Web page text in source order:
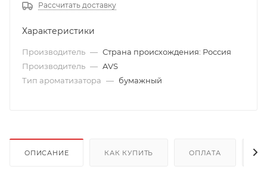
Рассчитать доставку
Характеристики
Производитель — Страна происхождения: Россия
Производитель — AVS
Тип ароматизатора — бумажный
ОПИСАНИЕ КАК КУПИТЬ ОПЛАТА